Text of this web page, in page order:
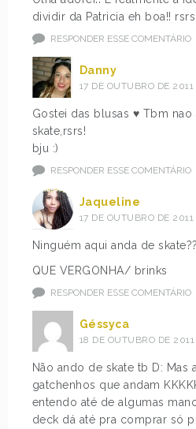
dividir da Patricia eh boa!! rsrs
RESPONDER ESSE COMENTÁRIO
Danny
17 DE OUTUBRO DE
Gostei das blusas ♥ Tbm nao
skate,rsrs!
bju :)
RESPONDER ESSE COMENTÁRIO
Jaqueline
17 DE OUTUBRO DE
Ninguém aqui anda de skate??
QUE VERGONHA/ brinks
RESPONDER ESSE COMENTÁRIO
Géssyca
18 DE OUTUBRO DE
Não ando de skate tb D: Mas
gatchenhos que andam
entendo até de algumas
deck dá até pra comprar só